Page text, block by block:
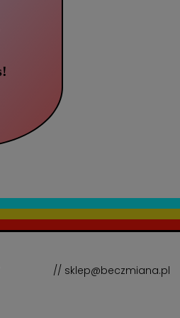
// sklep@beczmiana.pl